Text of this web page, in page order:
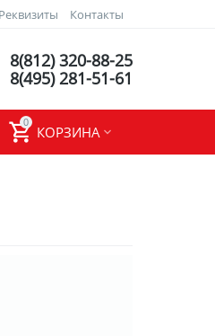
Реквизиты Контакты
8(812) 320-88-25
8(495) 281-51-61
0
КОРЗИНА